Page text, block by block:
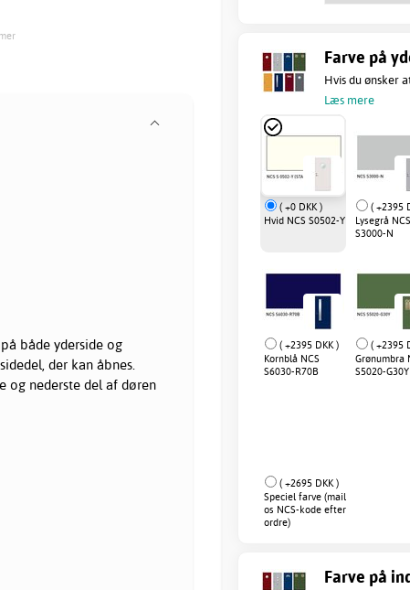
Farve på
Hvis du ønsker
Læs mere
( +0 DKK )
Hvid NCS S0502-Y
( +2395
Lysegrå NCS
S3000-N
( +2395 DKK )
Kornblå NCS
S6030-R70B
( +2395
Grønumbra
S5020-G30Y
( +2695 DKK )
Speciel farve (mail
os NCS-kode efter
ordre)
Farve på
både yderside og
der kan åbnes.
og nederste del af døren